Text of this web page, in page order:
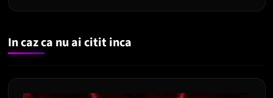
In caz ca nu ai citit inca